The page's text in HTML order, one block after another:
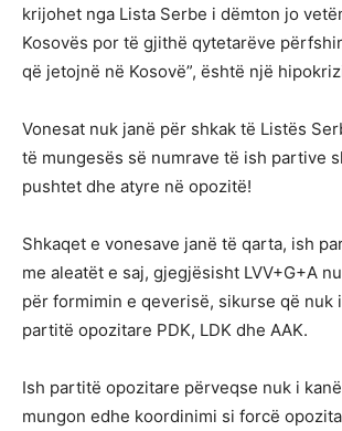
krijohet nga Lista Serbe i dëmton jo
Kosovës por të gjithë qytetarëve
që jetojnë në Kosovë”, është një
Vonesat nuk janë për shkak të Listës
të mungesës së numrave të ish partive
pushtet dhe atyre në opozitë!
Shkaqet e vonesave janë të qarta, ish
me aleatët e saj, gjegjësisht LVV+G+A
për formimin e qeverisë, sikurse që nuk
partitë opozitare PDK, LDK dhe AAK.
Ish partitë opozitare përveqse nuk i
mungon edhe koordinimi si forcë